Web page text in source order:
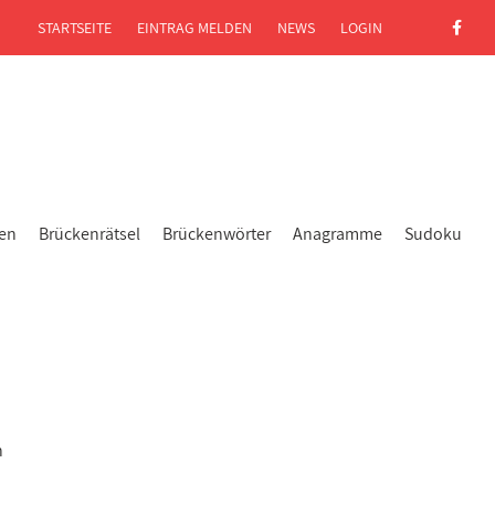
Brückenrätsel Brückenwörter Anagramme Sudoku
STARTSEITE EINTRAG MELDEN NEWS LOGIN